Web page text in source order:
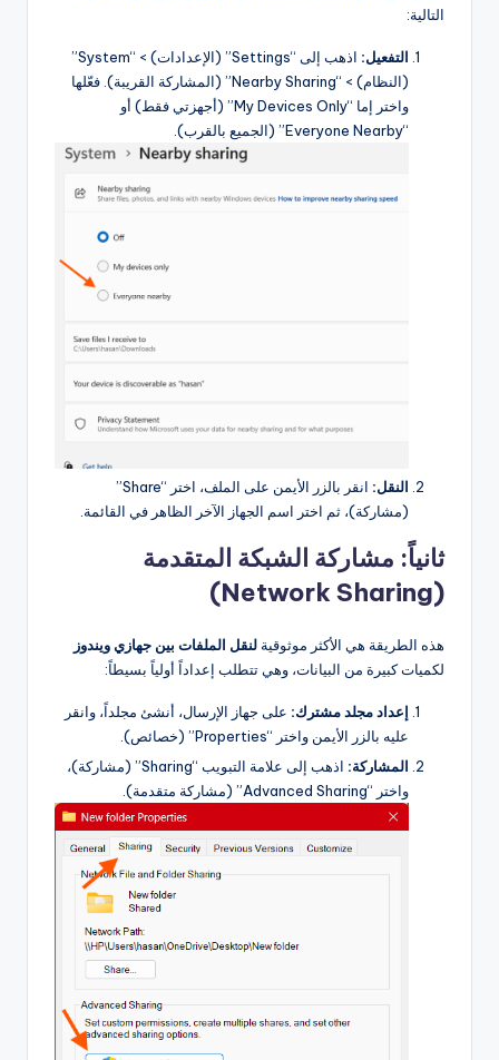
التالية:
التفعيل:
اذهب إلى “Settings” (الإعدادات) > “System”
(النظام) > “Nearby Sharing” (المشاركة القريبة). فعّلها
واختر إما “My Devices Only” (أجهزتي فقط) أو
“Everyone Nearby” (الجميع بالقرب).
النقل:
انقر بالزر الأيمن على الملف، اختر “Share”
(مشاركة)، ثم اختر اسم الجهاز الآخر الظاهر في القائمة.
ثانياً: مشاركة الشبكة المتقدمة
(Network Sharing)
هذه الطريقة هي الأكثر موثوقية لنقل الملفات بين جهازي ويندوز
لكميات كبيرة من البيانات، وهي تتطلب إعداداً أولياً بسيطاً:
إعداد مجلد مشترك: على جهاز الإرسال، أنشئ مجلداً، وانقر
عليه بالزر الأيمن واختر “Properties” (خصائص).
المشاركة:
اذهب إلى علامة التبويب “Sharing” (مشاركة)،
واختر “Advanced Sharing” (مشاركة متقدمة).